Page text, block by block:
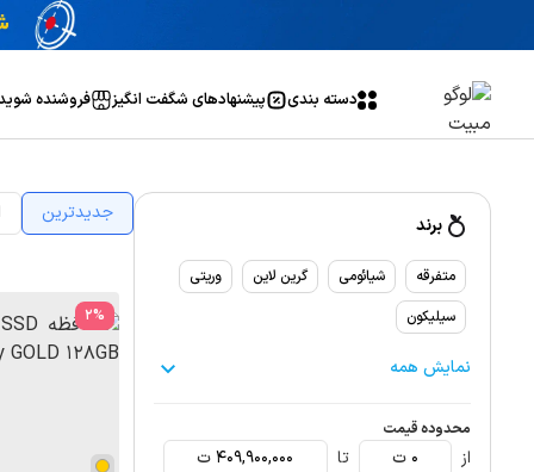
دسته بندی پیشنهاد‌های شگفت انگیز فروشنده
برند
متفرقه شیائومی گرین لاین
وریتی
سیلیکون
نمایش همه
محدوده قیمت
از 0 ت تا 409,900,000 ت
جدیدترین
%
2